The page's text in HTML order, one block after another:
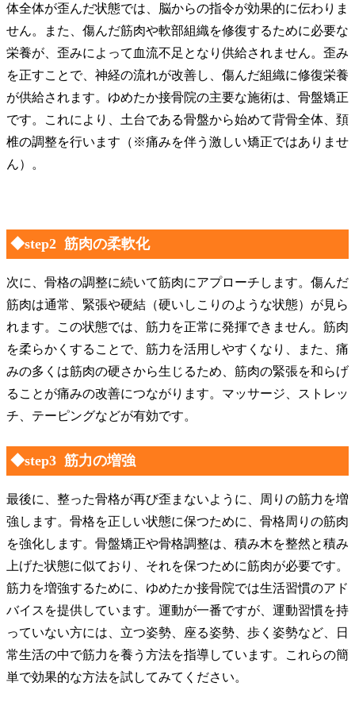
体全体が歪んだ状態では、脳からの指令が効果的に伝わりま
せん。また、傷んだ筋肉や軟部組織を修復するために必要な
栄養が、歪みによって血流不足となり供給されません。歪み
を正すことで、神経の流れが改善し、傷んだ組織に修復栄養
が供給されます。ゆめたか接骨院の主要な施術は、骨盤矯正
です。これにより、土台である骨盤から始めて背骨全体、頚
椎の調整を行います（※痛みを伴う激しい矯正ではありませ
ん）。
◆step2 筋肉の柔軟化
次に、骨格の調整に続いて筋肉にアプローチします。傷んだ
筋肉は通常、緊張や硬結（硬いしこりのような状態）が見ら
れます。この状態では、筋力を正常に発揮できません。筋肉
を柔らかくすることで、筋力を活用しやすくなり、また、痛
みの多くは筋肉の硬さから生じるため、筋肉の緊張を和らげ
ることが痛みの改善につながります。マッサージ、ストレッ
チ、テーピングなどが有効です。
◆step3 筋力の増強
最後に、整った骨格が再び歪まないように、周りの筋力を増
強します。骨格を正しい状態に保つために、骨格周りの筋肉
を強化します。骨盤矯正や骨格調整は、積み木を整然と積み
上げた状態に似ており、それを保つために筋肉が必要です。
筋力を増強するために、ゆめたか接骨院では生活習慣のアド
バイスを提供しています。運動が一番ですが、運動習慣を持
っていない方には、立つ姿勢、座る姿勢、歩く姿勢など、日
常生活の中で筋力を養う方法を指導しています。これらの簡
単で効果的な方法を試してみてください。